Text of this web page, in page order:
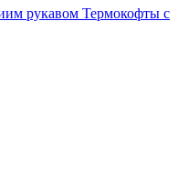
Термокофты с